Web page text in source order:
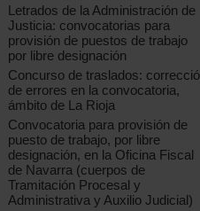
Letrados de la Administración de
Justicia: convocatorias para
provisión de puestos de trabajo
por libre designación
Concurso de traslados:
de errores en la convocatoria,
ámbito de La Rioja
Convocatoria para provisión de
puesto de trabajo, por libre
designación, en la Oficina Fiscal
de Navarra (cuerpos de
Tramitación Procesal y
Administrativa y Auxilio Judicial)